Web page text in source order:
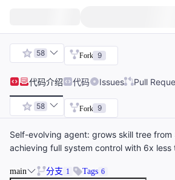
58 Fork 9
代码介绍 代码 Issues Pull
58 Fork 9
Self-evolving agent: grows skill tree from
achieving full system control with 6x less
main 分支 1 Tags 6